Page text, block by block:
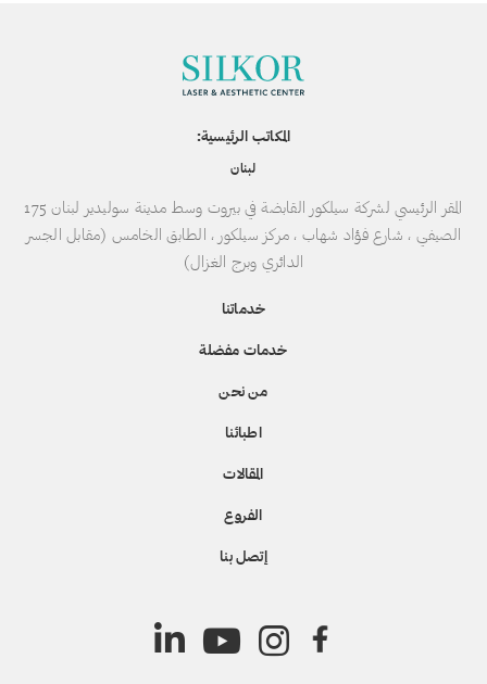
المكاتب الرئيسية:
لبنان
المقر الرئيسي لشركة سيلكور القابضة في بيروت وسط مدينة سوليدير لبنان 175
الصيفي ، شارع فؤاد شهاب ، مركز سيلكور ، الطابق الخامس (مقابل الجسر
الدائري وبرج الغزال)
خدماتنا
خدمات مفضلة
من نحن
اطبائنا
المقالات
الفروع
إتصل بنا